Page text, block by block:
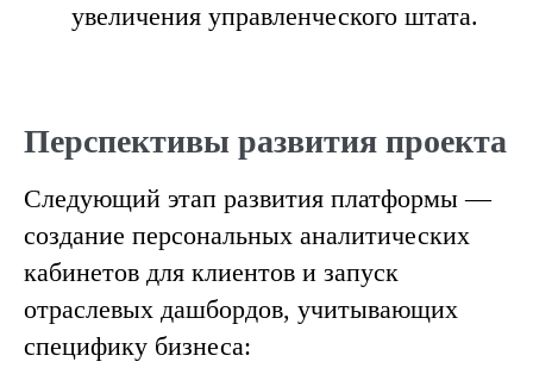
увеличения управленческого штата.
Перспективы развития проекта
Следующий этап развития платформы —
создание персональных аналитических
кабинетов для клиентов и запуск
отраслевых дашбордов, учитывающих
специфику бизнеса: